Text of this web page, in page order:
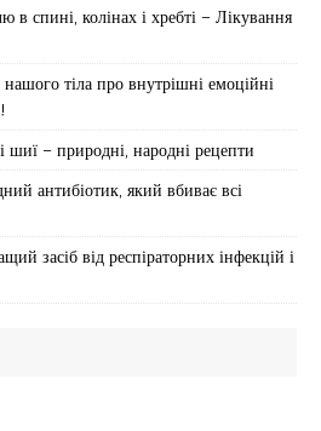
в спині, колінах і хребті – Лікування
тіла про внутрішні емоційні
шиї – природні, народні рецепти
антибіотик, який вбиває всі
засіб від респіраторних інфекцій і